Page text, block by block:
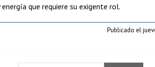
que requiere su exigente rol.
Publicado el